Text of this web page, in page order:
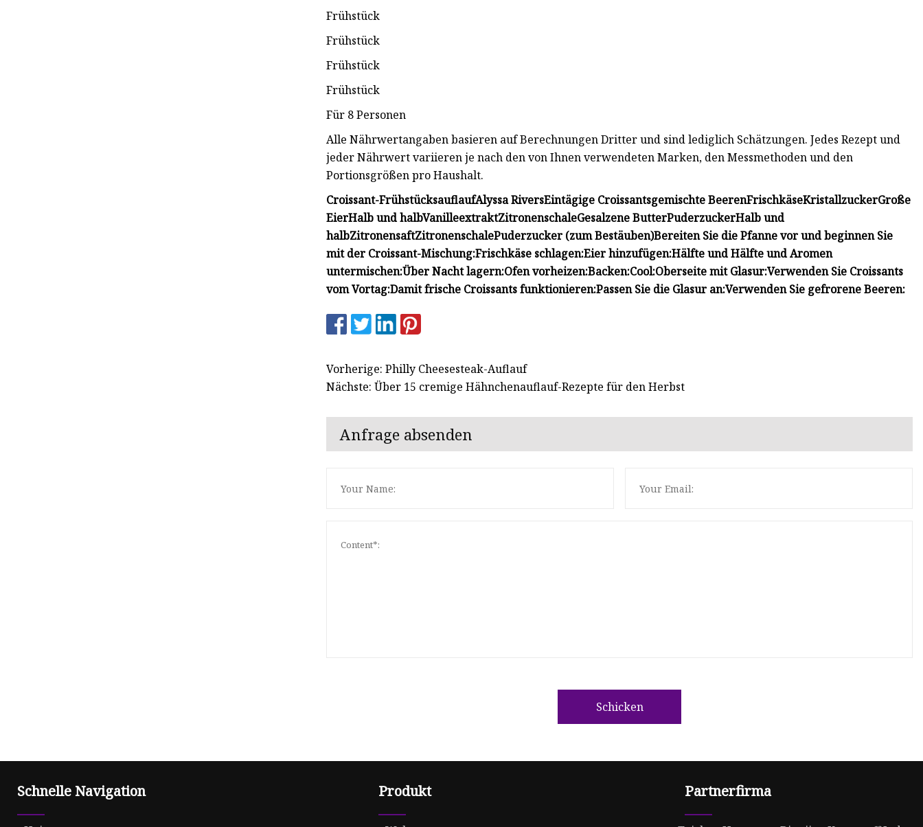
Frühstück
Frühstück
Frühstück
Frühstück
Für 8 Personen
Alle Nährwertangaben basieren auf Berechnungen Dritter und sind lediglich Schätzungen. Jedes Rezept und
jeder Nährwert variieren je nach den von Ihnen verwendeten Marken, den Messmethoden und den
Portionsgrößen pro Haushalt.
Croissant-FrühstücksauflaufAlyssa RiversEintägige Croissantsgemischte BeerenFrischkäseKristallzuckerGroße
EierHalb und halbVanilleextraktZitronenschaleGesalzene ButterPuderzuckerHalb und
halbZitronensaftZitronenschalePuderzucker (zum Bestäuben)Bereiten Sie die Pfanne vor und beginnen Sie
mit der Croissant-Mischung:Frischkäse schlagen:Eier hinzufügen:Hälfte und Hälfte und Aromen
untermischen:Über Nacht lagern:Ofen vorheizen:Backen:Cool:Oberseite mit Glasur:Verwenden Sie Croissants
vom Vortag:Damit frische Croissants funktionieren:Passen Sie die Glasur an:Verwenden Sie gefrorene Beeren:
Vorherige: Philly Cheesesteak-Auflauf
Nächste: Über 15 cremige Hähnchenauflauf-Rezepte für den Herbst
Anfrage absenden
Schicken
Schnelle Navigation Produkt Partnerfirma